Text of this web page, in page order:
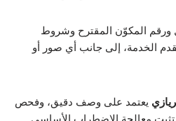
ورقم المكوّن المقترح وشروط
الخدمة، إلى جانب أي صور أو
يعتمد على وصف دقيق، وفحص
معالجة الاضطراب الأساسي.